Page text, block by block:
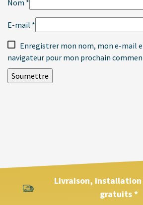
Nom *
E-mail *
Enregistrer mon nom, mon e-mail
navigateur pour mon prochain
Livraison,
gratuits *